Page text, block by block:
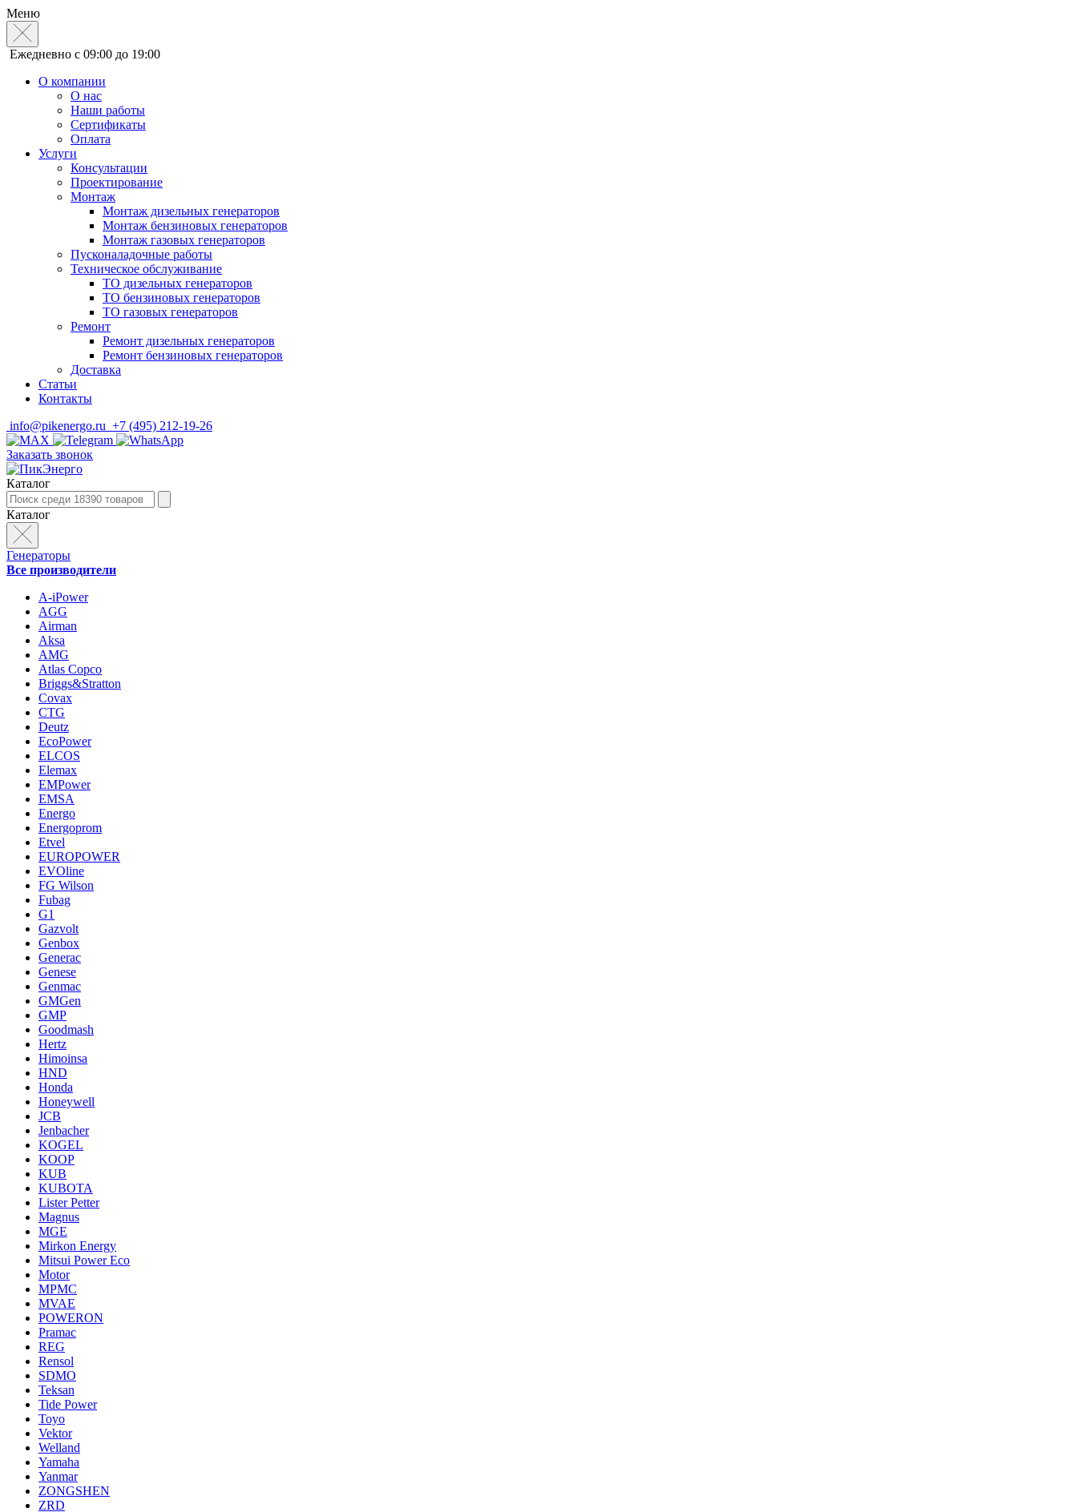
Меню
Ежедневно с 09:00 до 19:00
О компании
О нас
Наши работы
Сертификаты
Оплата
Услуги
Консультации
Проектирование
Монтаж
Монтаж дизельных генераторов
Монтаж бензиновых генераторов
Монтаж газовых генераторов
Пусконаладочные работы
Техническое обслуживание
ТО дизельных генераторов
ТО бензиновых генераторов
ТО газовых генераторов
Ремонт
Ремонт дизельных генераторов
Ремонт бензиновых генераторов
Доставка
Статьи
Контакты
info@pikenergo.ru +7 (495) 212-19-26
Заказать звонок
Каталог
Каталог
Генераторы
Все производители
A-iPower
AGG
Airman
Aksa
AMG
Atlas Copco
Briggs&Stratton
Covax
CTG
Deutz
EcoPower
ELCOS
Elemax
EMPower
EMSA
Energo
Energoprom
Etvel
EUROPOWER
EVOline
FG Wilson
Fubag
G1
Gazvolt
Genbox
Generac
Genese
Genmac
GMGen
GMP
Goodmash
Hertz
Himoinsa
HND
Honda
Honeywell
JCB
Jenbacher
KOGEL
KOOP
KUB
KUBOTA
Lister Petter
Magnus
MGE
Mirkon Energy
Mitsui Power Eco
Motor
MPMC
MVAE
POWERON
Pramac
REG
Rensol
SDMO
Teksan
Tide Power
Toyo
Vektor
Welland
Yamaha
Yanmar
ZONGSHEN
ZRD